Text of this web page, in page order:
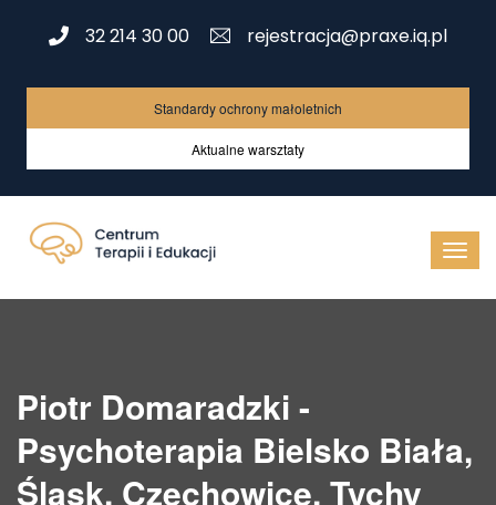
32 214 30 00 rejestracja@praxe.iq.pl
Standardy ochrony małoletnich
Aktualne warsztaty
Piotr Domaradzki -
Psychoterapia Bielsko Biała,
Śląsk, Czechowice, Tychy